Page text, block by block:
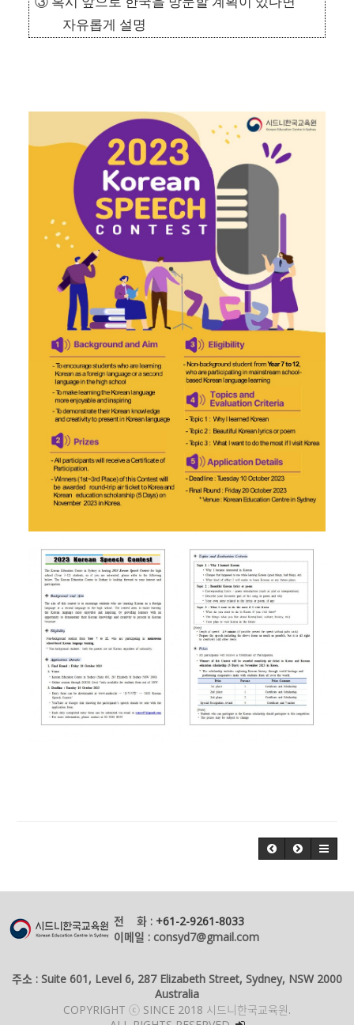
자유롭게 설명
전 화 : +61-2-9261-8033
이메일 : consyd7@gmail.com
주소 : Suite 601, Level 6, 287 Elizabeth Street, Sydney, NSW 2000
Australia
COPYRIGHT ⓒ SINCE 2018 시드니한국교육원.